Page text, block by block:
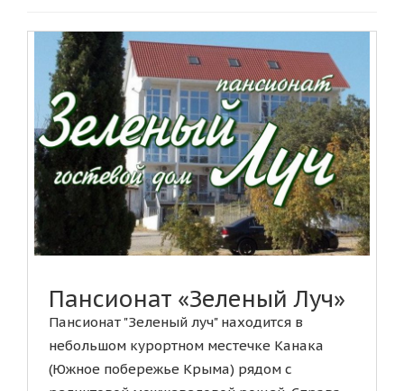
Пансионат «Зеленый Луч»
Пансионат "Зеленый луч" находится в
небольшом курортном местечке Канака
(Южное побережье Крыма) рядом с